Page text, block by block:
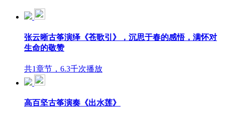
张云晰古筝演绎《苍歌引》，沉思于春的感悟，满怀对
生命的敬赞
共1章节，6.3千次播放
高百坚古筝演奏《出水莲》